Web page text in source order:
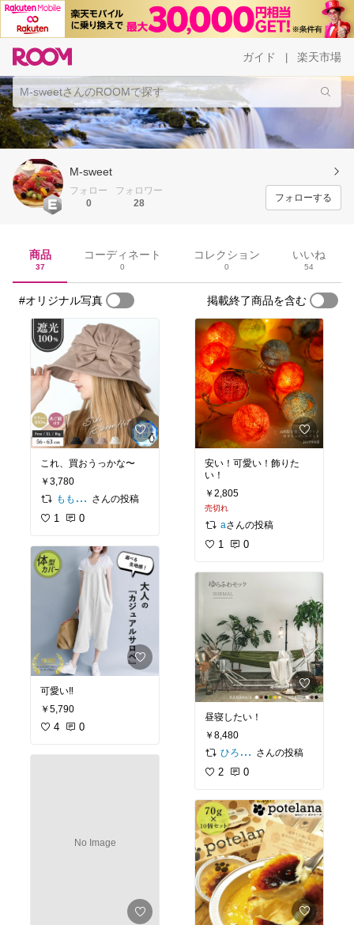
ガイド 楽天市場
M-sweet
フォロー
0
フォロワー
28
フォローする
商品
37
コーディネート
0
コレクション
0
いいね
54
#オリジナル写真 掲載終了商品を含む
これ、買おうっかな〜
￥3,780
ももんが3240
さんの投稿
1 0
可愛い‼️
￥5,790
4 0
No Image
安い！可愛い！飾りた
い！
￥2,805
売切れ
aさんの投稿
1 0
昼寝したい！
￥8,480
ひろ☆いつのまにかダイアモンド会員☆
さんの投稿
2 0